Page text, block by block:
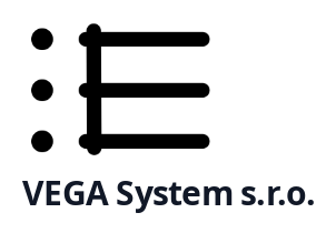
VEGA System s.r.o.